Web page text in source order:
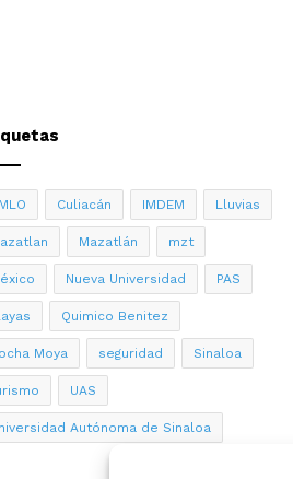
Culiacán IMDEM Lluvias
Mazatlán mzt
Nueva Universidad PAS
Quimico Benitez
Moya seguridad Sinaloa
UAS
Autónoma de Sinaloa